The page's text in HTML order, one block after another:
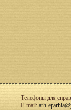
Телефоны для
E-mail: arh-